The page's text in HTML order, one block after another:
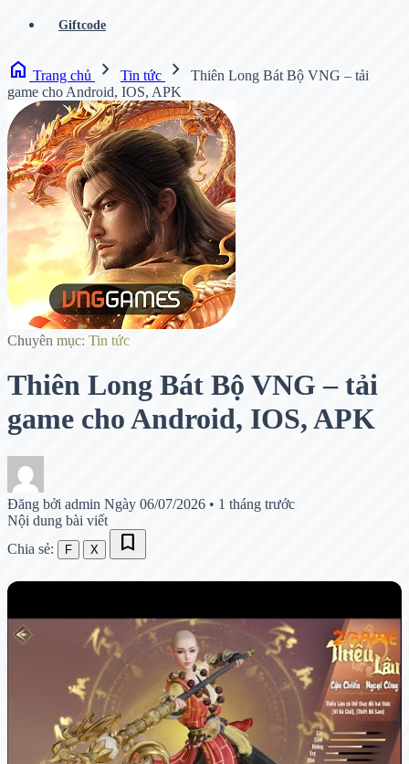
Giftcode
home Trang chủ chevron_right Tin tức chevron_right
Thiên Long Bát Bộ VNG – tải
game cho Android, IOS, APK
Chuyên mục: Tin tức
Thiên Long Bát Bộ VNG – tải
game cho Android, IOS, APK
Đăng bởi admin Ngày 06/07/2026 • 1 tháng trước
Nội dung bài viết
Chia sẻ:
F X bookmark